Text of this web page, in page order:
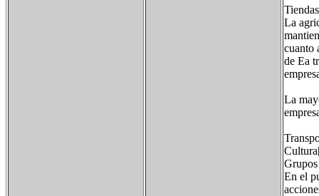
La
cuanto
de Ea
La
En el